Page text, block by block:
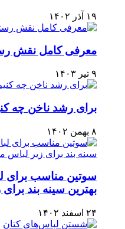
۱۹ آذر ۱۴۰۲
معرفی کامل نقش
۹ تیر ۱۴۰۳
برای رشد ناخن چه
۸ بهمن ۱۴۰۲
سوتین مناسب برای
بهترین سینه بند
۲۴ اسفند ۱۴۰۲